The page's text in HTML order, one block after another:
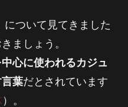
について見てきました
ましょう。
心に使われるカジュ
葉だとされています
）。